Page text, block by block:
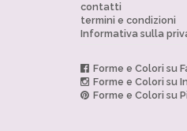
contatti
termini e condizioni
Informativa sulla
Forme e Colori su
Forme e Colori su
Forme e Colori su